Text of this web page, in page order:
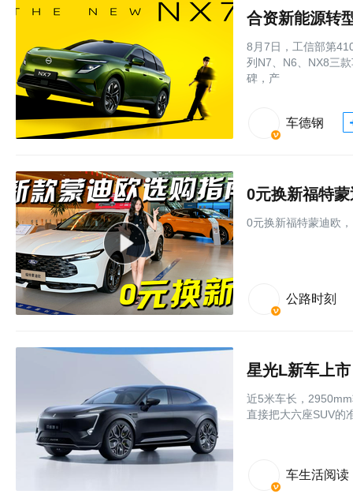
合资新能源转
8月7日，工信部第
列N7、N6、NX8三
碑，产
车德钢
0元换新福特
0元换新福特蒙迪欧
公路时刻
星光L新车上
近5米车长，
直接把大六座SUV的
车生活阅读